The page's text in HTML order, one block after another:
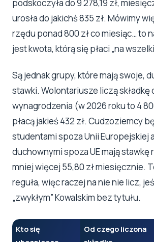
podskoczyła do 9 278,19 zł,
urosła do jakichś 835 zł. Mówimy
rzędu ponad 800 zł co miesiąc… to
jest kwota, którą się płaci „na
Są jednak grupy, które mają swoje,
stawki. Wolontariusze liczą składkę
wynagrodzenia (w 2026 roku to 4
płacą jakieś 432 zł. Cudzoziemcy
studentami spoza Unii Europejskiej
duchownymi spoza UE mają stawkę
mniej więcej 55,80 zł miesięcznie.
reguła, więc raczej na nie nie licz,
„zwykłym” Kowalskim bez tytułu.
Kto się
Od czego liczona